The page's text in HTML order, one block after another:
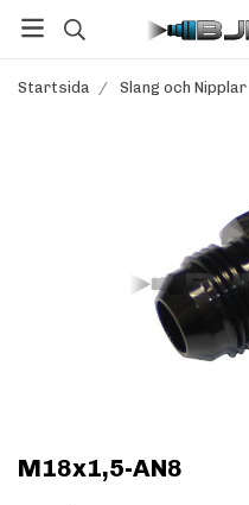
Startsida / Slang och Nipplar
M18x1,5-AN8